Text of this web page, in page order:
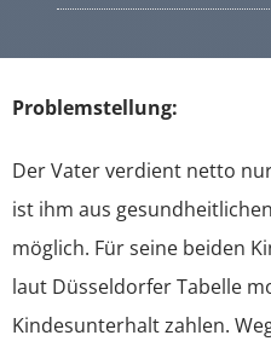
Kinder
Ehewohnung
Vermögen
Steuern
Problemstellung:
Der Vater verdient netto
ist ihm aus
möglich. Für seine beiden
laut Düsseldorfer Tabelle
Kindesunterhalt zahlen.